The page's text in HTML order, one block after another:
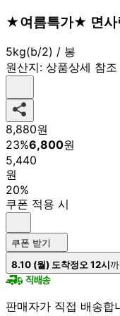
★여름특가★ 면사
5kg(b/2) / 봉
원산지: 상품상세 참조
8,880원
23%6,800원
5,440
원
20%
쿠폰 적용 시
쿠폰 받기
8.10 (월) 도착정오 12시
판매자가 직접 배송합